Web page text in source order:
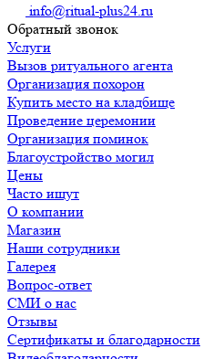
info@ritual-plus24.ru
Обратный звонок
Услуги
Вызов ритуального агента
Организация похорон
Купить место на кладбище
Проведение церемонии
Организация поминок
Благоустройство могил
Цены
Часто ищут
О компании
Магазин
Наши сотрудники
Галерея
Вопрос-ответ
СМИ о нас
Отзывы
Сертификаты и благодарности